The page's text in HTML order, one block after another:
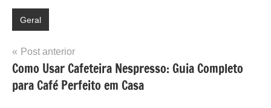
Geral
Navegação
de
Post
Post anterior
Como Usar Cafeteira Nespresso: Guia Completo
para Café Perfeito em Casa